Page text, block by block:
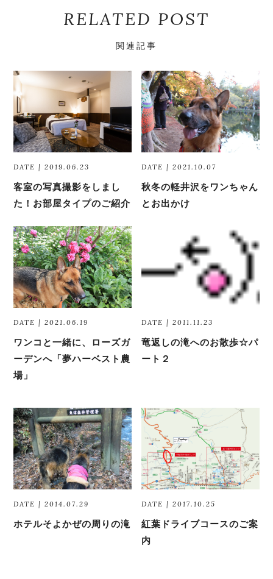
RELATED POST
関連記事
DATE | 2019.06.23
客室の写真撮影をしまし
た！お部屋タイプのご紹介
DATE | 2021.10.07
秋冬の軽井沢をワンちゃん
とお出かけ
DATE | 2021.06.19
ワンコと一緒に、ローズガ
ーデンへ「夢ハーベスト農
場」
DATE | 2011.11.23
竜返しの滝へのお散歩☆パ
ート２
DATE | 2014.07.29
ホテルそよかぜの周りの滝
DATE | 2017.10.25
紅葉ドライブコースのご案
内